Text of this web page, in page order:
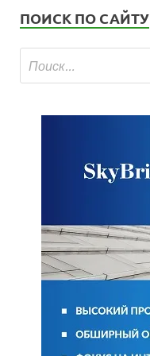
ПОИСК ПО САЙТУ